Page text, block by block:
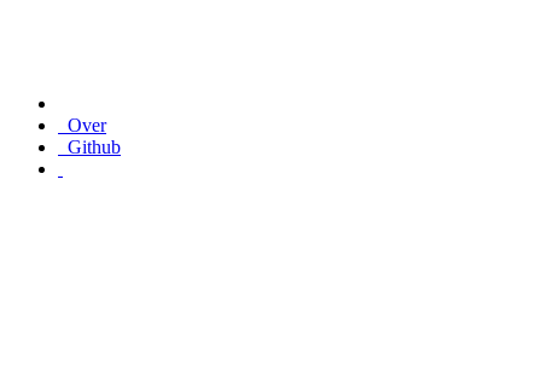
Over
Github